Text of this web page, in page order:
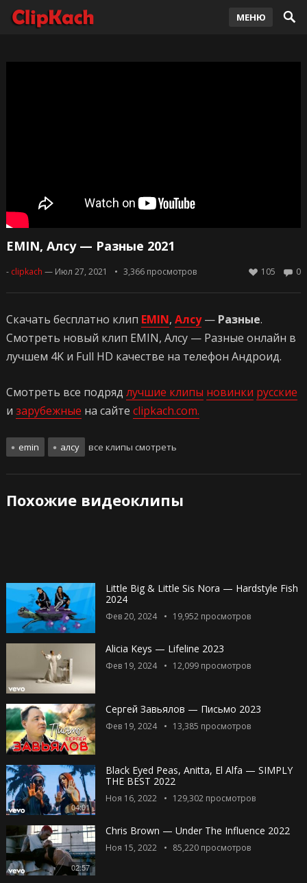
МЕНЮ
EMIN, Алсу — Разные 2021
- clipkach — Июл 27, 2021 3,366просмотров 0
105
Скачать бесплатно клип EMIN, Алсу— Разные.
Смотреть новый клип EMIN, Алсу — Разные онлайн в
лучшем 4K и Full HD качестве на телефон Андроид.
Смотреть все подряд лучшие клипы новинки русские
и зарубежные на сайте clipkach.com.
emin алсу все клипы смотреть
Похожие видеоклипы
Little Big & Little Sis Nora — Hardstyle Fish
2024
Фев 20, 2024 19,952просмотров
Alicia Keys — Lifeline 2023
Фев 19, 2024 12,099просмотров
Сергей Завьялов — Письмо 2023
Фев 19, 2024 13,385 просмотров
04:01
Black Eyed Peas, Anitta, El Alfa — SIMPLY
THE BEST 2022
Ноя 16, 2022 129,302просмотров
02:57
Chris Brown — Under The Influence 2022
Ноя 15, 2022 85,220просмотров